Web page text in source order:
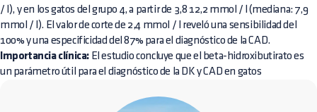
/ l), y en los gatos del grupo 4, a partir de 3,8 12,2 mmol / l (mediana: 7,9
mmol / l). El valor de corte de 2,4 mmol / l reveló una sensibilidad del
100% y una especificidad del 87% para el diagnóstico de la CAD.
Importancia clínica: El estudio concluye que el beta-hidroxibutirato es
un parámetro útil para el diagnóstico de la DK y CAD en gatos